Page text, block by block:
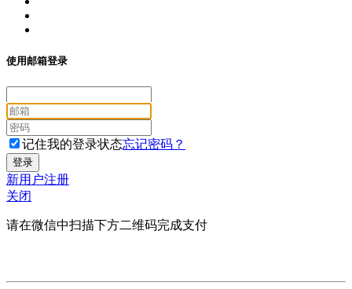
使用邮箱登录
记住我的登录状态忘记密码？
新用户注册
关闭
请在微信中扫描下方二维码完成支付